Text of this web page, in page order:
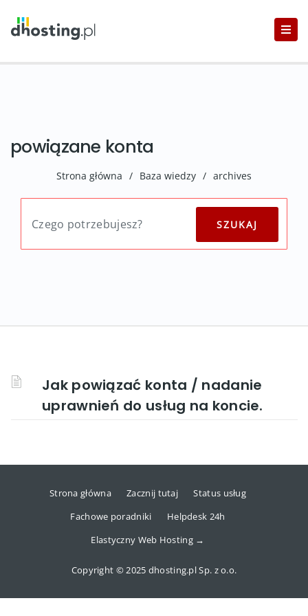
powiązane konta
Strona główna / Baza wiedzy / archives
Jak powiązać konta / nadanie
uprawnień do usług na koncie.
Strona główna Zacznij tutaj
Status usług
Fachowe poradniki
Helpdesk 24h
Elastyczny Web Hosting →
Copyright © 2025 dhosting.pl Sp. z o.o.